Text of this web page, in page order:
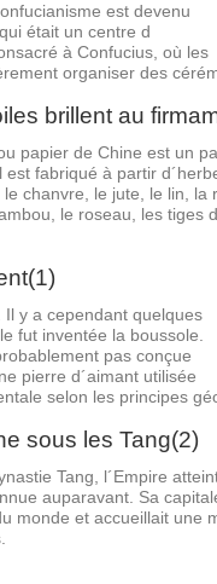
est devenu
était un centre d
à Confucius, où les
organiser des
brillent au
papier de Chine est un
est fabriqué à partir
le chanvre, le jute, le lin, la
le roseau, les tiges
y a cependant quelques
fut inventée la boussole.
pas conçue
pierre d´aimant utilisée
selon les principes
sous les Tang(2)
Tang, l´Empire
auparavant. Sa
monde et accueillait une